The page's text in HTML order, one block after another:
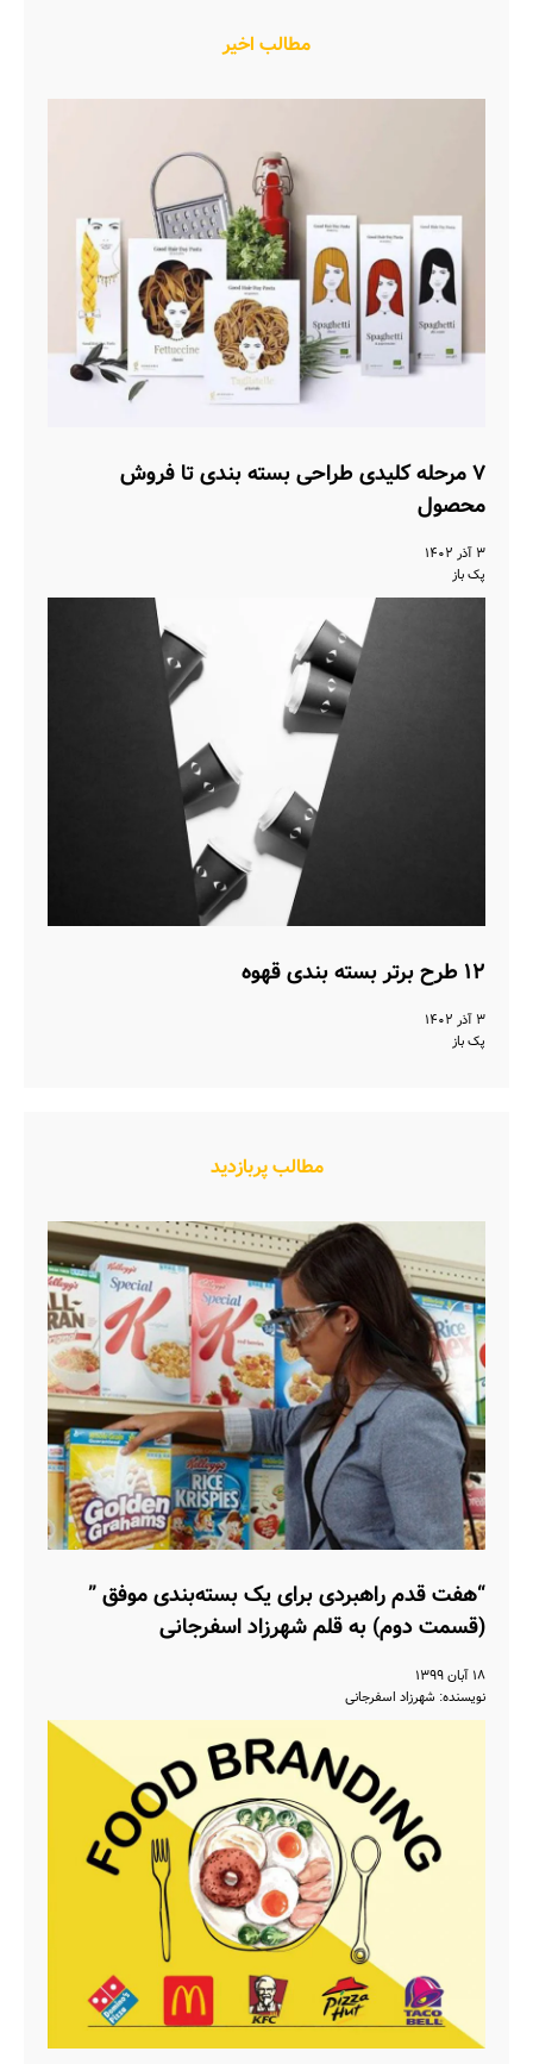
مطالب اخیر
۷ مرحله کلیدی طراحی بسته بندی تا فروش
محصول
۳ آذر ۱۴۰۲
پک باز
۱۲ طرح برتر بسته بندی قهوه
۳ آذر ۱۴۰۲
پک باز
مطالب پربازدید
“هفت قدم راهبردی برای یک بسته‌بندی موفق ”
(قسمت دوم) به قلم شهرزاد اسفرجانی
۱۸ آبان ۱۳۹۹
نویسنده: شهرزاد اسفرجانی